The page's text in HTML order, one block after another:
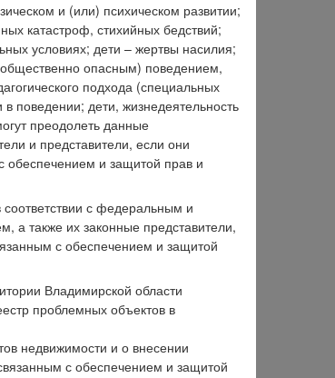
и (или) психическом развитии;
катастроф, стихийных бедствий;
условиях; дети – жертвы насилия;
опасным) поведением,
подхода (специальных
поведении; дети, жизнедеятельность
преодолеть данные
и представители, если они
и защитой прав и
с федеральным и
а также их законные представители,
с обеспечением и защитой
Владимирской области
проблемных объектов в
недвижимости и о внесении
с обеспечением и защитой